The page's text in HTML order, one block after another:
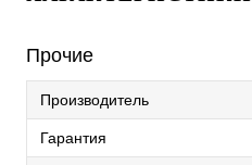
Прочие
Производитель
Гарантия